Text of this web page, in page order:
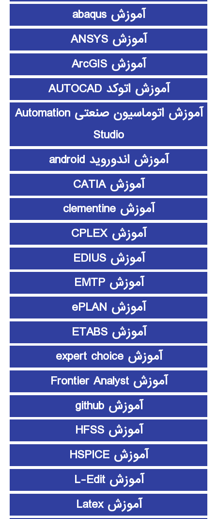
آموزش abaqus
آموزش ANSYS
آموزش ArcGIS
آموزش اتوکد AUTOCAD
آموزش اتوماسیون صنعتی Automation
Studio
آموزش اندوروید android
آموزش CATIA
آموزش clementine
آموزش CPLEX
آموزش EDIUS
آموزش EMTP
آموزش ePLAN
آموزش ETABS
آموزش expert choice
آموزش Frontier Analyst
آموزش github
آموزش HFSS
آموزش HSPICE
آموزش L-Edit
آموزش Latex